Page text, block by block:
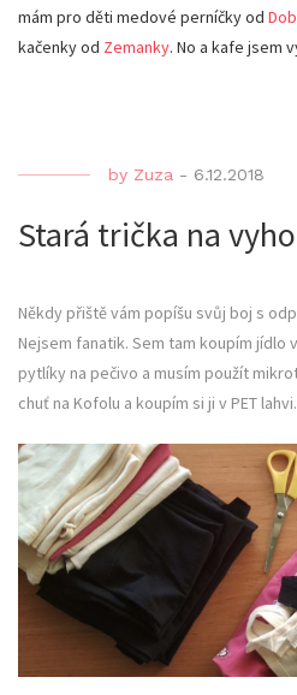
mám pro děti medové perníčky od
kačenky od Zemanky. No a kafe jsem
by Zuza - 6.12.2018
Stará trička na
Někdy přiště vám popíšu svůj boj s
Nejsem fanatik. Sem tam koupím jídlo
pytlíky na pečivo a musím použít
chuť na Kofolu a koupím si ji v PET lahvi.